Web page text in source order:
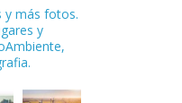
y más fotos.
y